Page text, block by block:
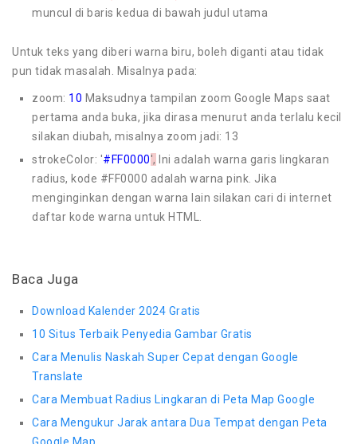
muncul di baris kedua di bawah judul utama
Untuk teks yang diberi warna biru, boleh diganti atau tidak
pun tidak masalah. Misalnya pada:
zoom: 10 Maksudnya tampilan zoom Google Maps saat
pertama anda buka, jika dirasa menurut anda terlalu kecil
silakan diubah, misalnya zoom jadi: 13
strokeColor: '#FF0000', Ini adalah warna garis lingkaran
radius, kode #FF0000 adalah warna pink. Jika
menginginkan dengan warna lain silakan cari di internet
daftar kode warna untuk HTML.
Baca Juga
Download Kalender 2024 Gratis
10 Situs Terbaik Penyedia Gambar Gratis
Cara Menulis Naskah Super Cepat dengan Google
Translate
Cara Membuat Radius Lingkaran di Peta Map Google
Cara Mengukur Jarak antara Dua Tempat dengan Peta